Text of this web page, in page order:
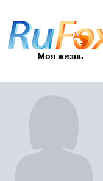
Моя жизнь